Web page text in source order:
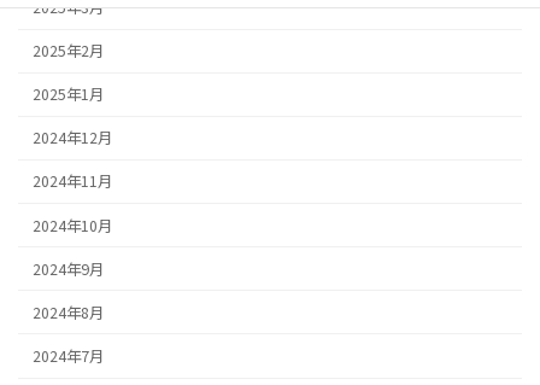
2025年3月
2025年2月
2025年1月
2024年12月
2024年11月
2024年10月
2024年9月
2024年8月
2024年7月